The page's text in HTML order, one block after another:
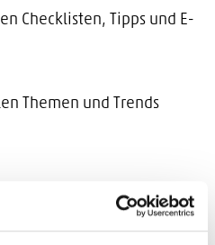
Checklisten, Tipps und E-
Themen und Trends